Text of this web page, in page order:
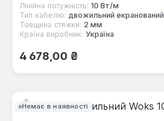
Лінійна потужність: 10 Вт/м
Тип кабелю: двожильний екранований
Товщина стяжки: 2 мм
Країна виробник: Україна
Звичайна ціна:
4 678,00 ₴
Немає в наявності